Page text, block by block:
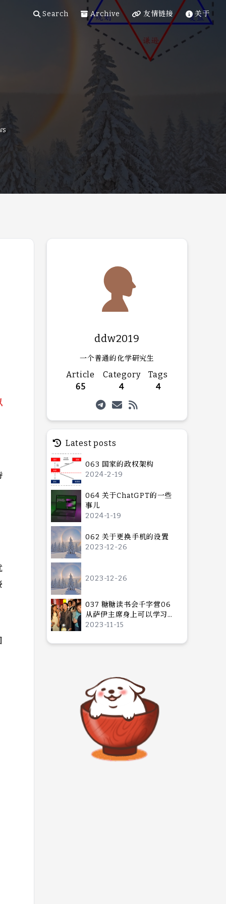
Search Archive 友情链接 关于
ddw2019
一个普通的化学研究生
Article
65
Category
4
Tags
4
Latest posts
063 国家的政权架构
2024-2-19
064 关于ChatGPT的一些
事儿
2024-1-19
062 关于更换手机的设置
2023-12-26
2023-12-26
037 糖糖读书会千字营06
从萨伊主席身上可以学习到
什么？
2023-11-15